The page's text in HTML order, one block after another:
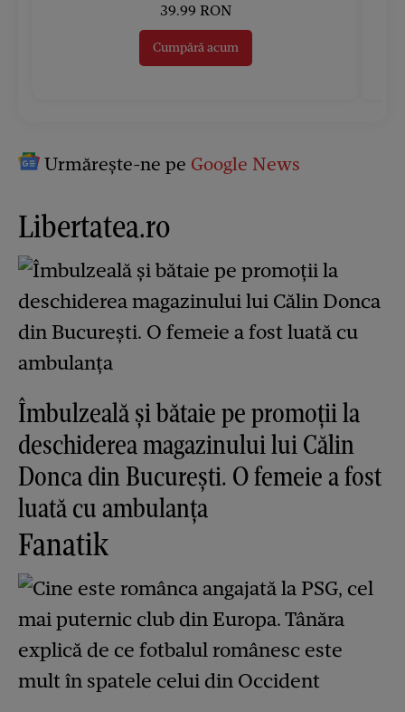
39.99 RON
Cumpără acum
Urmărește-ne pe Google News
Libertatea.ro
Îmbulzeală și bătaie pe promoții la
deschiderea magazinului lui Călin
Donca din București. O femeie a fost
luată cu ambulanța
Fanatik